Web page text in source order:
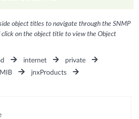
object titles to navigate through the SNMP
on the object title to view the Object
internet
private
jnxProducts